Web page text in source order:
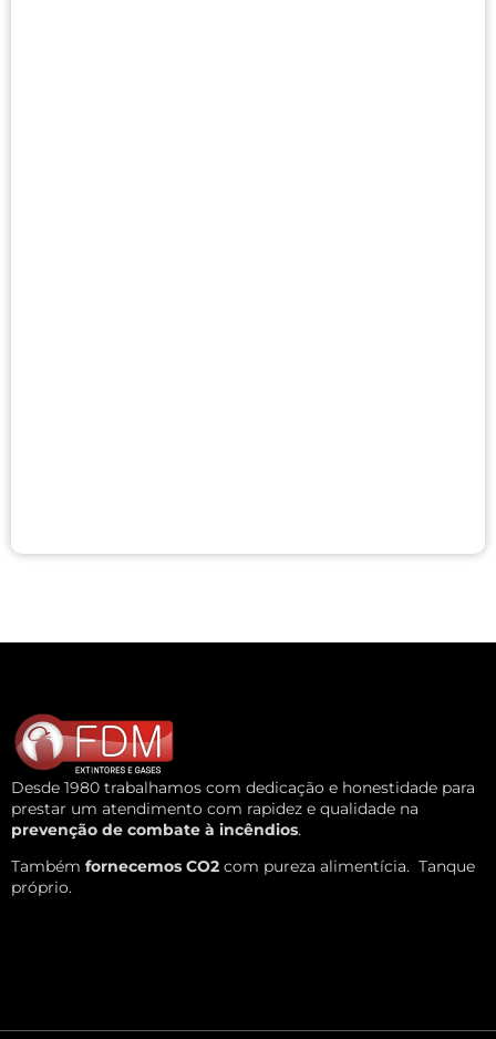
Desde 1980 trabalhamos com dedicação e honestidade para
prestar um atendimento com rapidez e qualidade na
prevenção de combate à incêndios.
Também fornecemos CO2 com pureza alimentícia. Tanque
próprio.